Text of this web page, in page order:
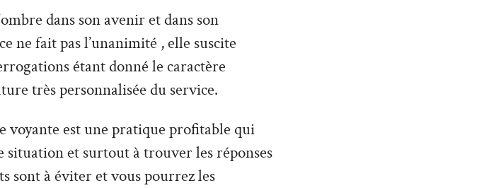
dans son avenir et dans son
ne fait pas l’unanimité , elle suscite
étant donné le caractère
très personnalisée du service.
voyante est une pratique profitable qui
et surtout à trouver les réponses
sont à éviter et vous pourrez les